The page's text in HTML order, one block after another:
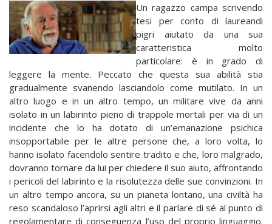
Un ragazzo campa scrivendo
tesi per conto di laureandi
pigri aiutato da una sua
caratteristica molto
particolare: è in grado di
leggere la mente. Peccato che questa sua abilità stia
gradualmente svanendo lasciandolo come mutilato. In un
altro luogo e in un altro tempo, un militare vive da anni
isolato in un labirinto pieno di trappole mortali per via di un
incidente che lo ha dotato di un’emanazione psichica
insopportabile per le altre persone che, a loro volta, lo
hanno isolato facendolo sentire tradito e che, loro malgrado,
dovranno tornare da lui per chiedere il suo aiuto, affrontando
i pericoli del labirinto e la risolutezza delle sue convinzioni. In
un altro tempo ancora, su un pianeta lontano, una civiltà ha
reso scandaloso l’aprirsi agli altri e il parlare di sé al punto di
regolamentare di conseguenza l’uso del proprio linguaggio.